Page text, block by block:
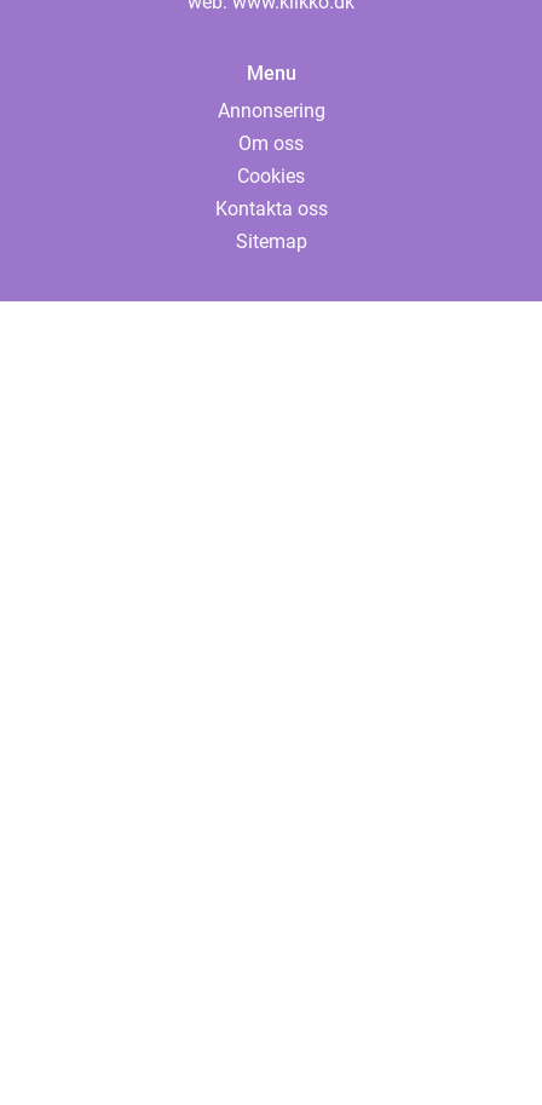
Menu
Annonsering
Om oss
Cookies
Kontakta oss
Sitemap